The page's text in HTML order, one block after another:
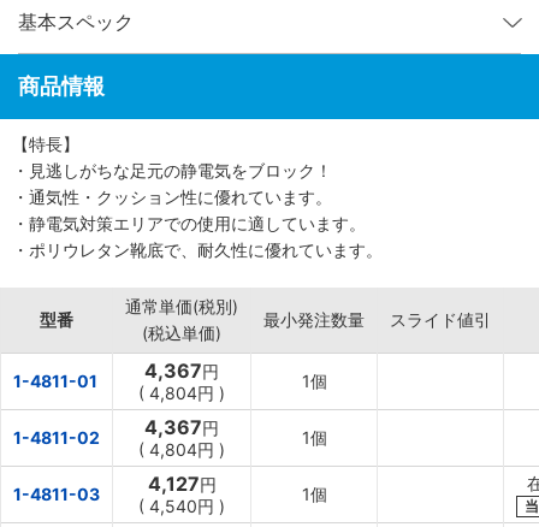
基本スペック
商品情報
【特長】
・見逃しがちな足元の静電気をブロック！
・通気性・クッション性に優れています。
・静電気対策エリアでの使用に適しています。
・ポリウレタン靴底で、耐久性に優れています。
型番
通常単価(税別)
(税込単価)
最小発注数量 スライド値引
1-4811-01 4,367円
( 4,804円 )
1個
1-4811-02 4,367円
( 4,804円 )
1個
1-4811-03 4,127円
( 4,540円 )
1個